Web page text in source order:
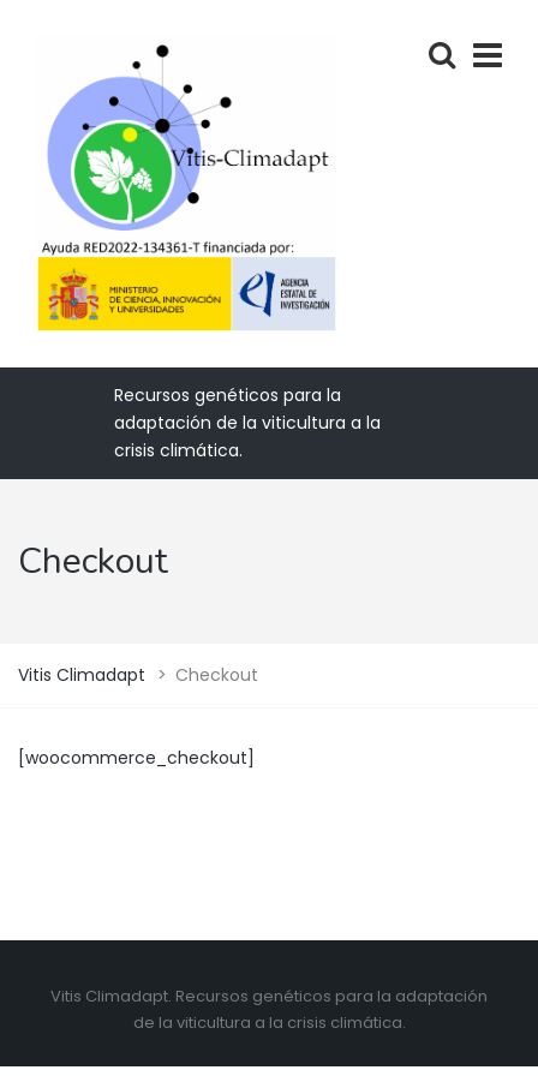
Recursos genéticos para la
adaptación de la viticultura a la
crisis climática.
Checkout
Vitis Climadapt > Checkout
[woocommerce_checkout]
Vitis Climadapt. Recursos genéticos para la adaptación
de la viticultura a la crisis climática.